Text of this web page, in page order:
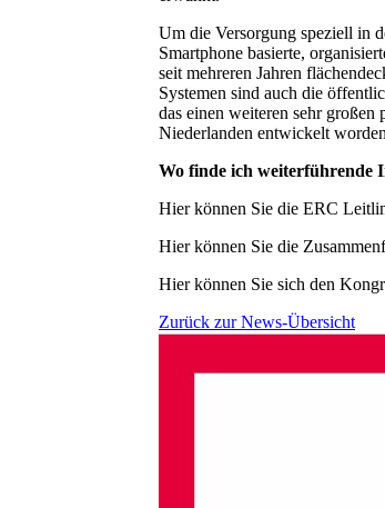
Um die Versorgung speziell in
Smartphone basierte,
seit mehreren Jahren
Systemen sind auch die
das einen weiteren sehr
Niederlanden entwickelt
Wo finde ich weiterführende
Hier können Sie die ERC
Hier können Sie die
Hier können Sie sich den
Zurück zur News-Übersicht